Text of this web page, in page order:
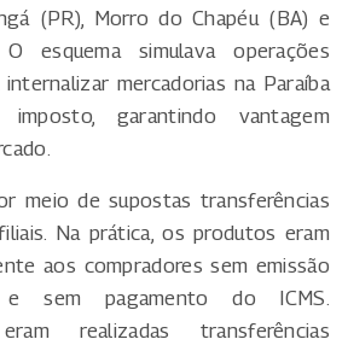
(PR), Morro do Chapéu (BA) e
esquema simulava operações
mercadorias na Paraíba
garantindo vantagem
meio de supostas transferências
Na prática, os produtos eram
aos compradores sem emissão
sem pagamento do ICMS.
realizadas transferências